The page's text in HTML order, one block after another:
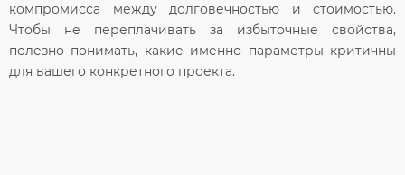
компромисса между долговечностью и стоимостью.
Чтобы не переплачивать за избыточные свойства,
полезно понимать, какие именно параметры критичны
для вашего конкретного проекта.